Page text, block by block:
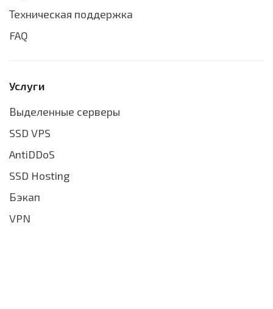
Техническая поддержка
FAQ
Услуги
Выделенные серверы
SSD VPS
AntiDDoS
SSD Hosting
Бэкап
VPN